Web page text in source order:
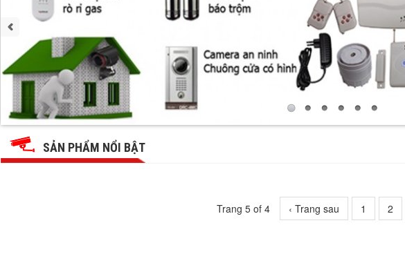
THUẬN
PHÁT
THUẬN
PHÁT
THUẬN
PHÁT
JSC
THUẬN
PHÁT
JSC
THUẬN
PHÁT
JSC
THUẬN
PHÁT
JSC SẢN PHẨM NỔI BẬT
Trang 5 of 4 ‹ Trang sau 1 2